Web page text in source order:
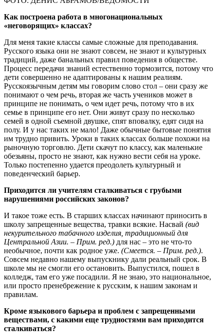
Как построена работа в многонациональных
«неговорящих» классах?
Для меня такие классы самые сложные для преподавания.
Русского языка они не знают совсем, не знают и культурных
традиций, даже банальных правил поведения в обществе.
Процесс передачи знаний естественно тормозится, потому что
дети совершенно не адаптированы к нашим реалиям.
Русскоязычным детям мы говорим слово стол – они сразу же
понимают о чем речь, вторая же часть учеников может в
принципе не понимать, о чем идет речь, потому что в их
семье в принципе его нет. Они живут сразу по несколько
семей в одной съемной двушке, спят вповалку, едят сидя на
полу. И у нас таких не мало! Даже обычные бытовые понятия
им трудно привить. Уроки в таких классах больше похожи на
рыночную торговлю. Дети скачут по классу, как маленькие
обезьяны, просто не знают, как нужно вести себя на уроке.
Только постепенно удается преодолеть культурный и
поведенческий барьер.
Приходится ли учителям сталкиваться с грубыми
нарушениями российских законов?
И такое тоже есть. В старших классах начинают приносить в
школу запрещенные вещества, травки всякие. Насвай (вид
некурительного табачного изделия, традиционный для
Центральной Азии. – Прим. ред.) для нас – это не что-то
необычное, почти как родное уже. (Смеется. – Прим. ред.).
Совсем недавно нашему выпускнику дали реальный срок. В
школе мы не смогли его остановить. Выпустился, пошел в
колледж, там его уже посадили. Я не знаю, это национальное,
или просто пренебрежение к русским, к нашим законам и
правилам.
Кроме языкового барьера и проблем с запрещенными
веществами, с какими еще трудностями вам приходится
сталкиваться?